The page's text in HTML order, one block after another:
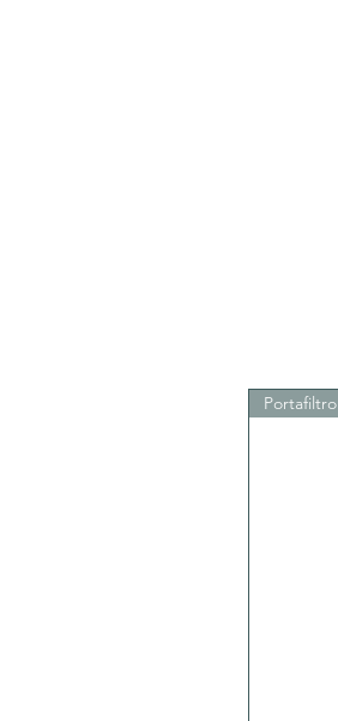
Portafiltro